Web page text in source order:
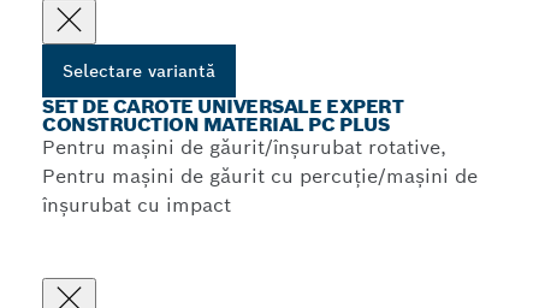
Selectare variantă
SET DE CAROTE UNIVERSALE EXPERT
CONSTRUCTION MATERIAL PC PLUS
Pentru mașini de găurit/înșurubat rotative,
Pentru mașini de găurit cu percuție/mașini de
înșurubat cu impact